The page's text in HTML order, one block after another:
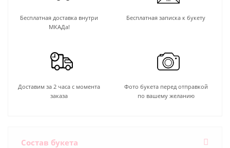
Бесплатная доставка внутри
МКАДа!
Бесплатная записка к букету
Доставим за 2 часа с момента
заказа
Фото букета перед отправкой
по вашему желанию
Состав букета